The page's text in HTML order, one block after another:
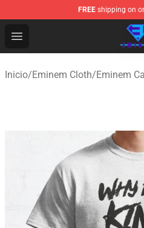
FREE shipping on
Open menu
Eminem Store - Official
Inicio/Eminem Cloth/Eminem